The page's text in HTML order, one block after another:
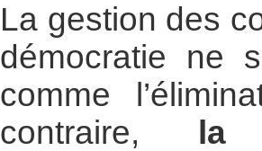
La gestion des
démocratie ne
comme
contraire,
la